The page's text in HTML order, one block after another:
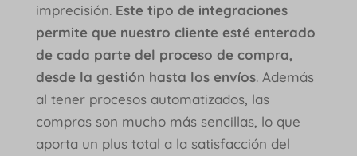
imprecisión. Este tipo de integraciones
permite que nuestro cliente esté enterado
de cada parte del proceso de compra,
desde la gestión hasta los envíos. Además
al tener procesos automatizados, las
compras son mucho más sencillas, lo que
aporta un plus total a la satisfacción del